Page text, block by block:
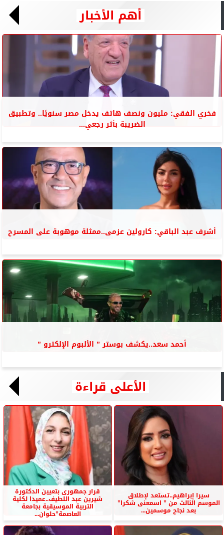
أهم الأخبار
فخري الفقي: مليون ونصف هاتف يدخل مصر سنويًا.. وتطبيق
الضريبة بأثر رجعي...
أشرف عبد الباقي: كارولين عزمى..ممثلة موهوبة على المسرح
أحمد سعد..يكشف بوستر ” الألبوم الإلكترو ”
الأعلى قراءة
سيرا إبراهيم..تستعد لإطلاق
الموسم الثالث من ” اسمعنى شكرا”
بعد نجاح موسمين...
قرار جمهورى بتعيين الدكتورة
شيرين عبد اللطيف..عميدا لكلية
التربية الموسيقية بجامعة
العاصمة”حلوان...